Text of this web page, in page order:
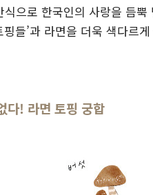
으로 한국인의 사랑을 듬
들’과 라면을 더욱 색다르
다! 라면 토핑 궁합